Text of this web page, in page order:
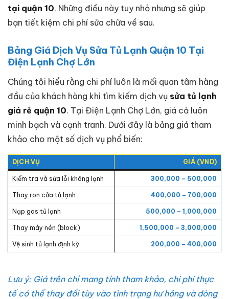
tại quận 10. Những điều này tuy nhỏ nhưng sẽ giúp
bạn tiết kiệm chi phí sửa chữa về sau.
Bảng Giá Dịch Vụ Sửa Tủ Lạnh Quận 10 Tại
Điện Lạnh Chợ Lớn
Chúng tôi hiểu rằng chi phí luôn là mối quan tâm hàng
đầu của khách hàng khi tìm kiếm dịch vụ sửa tủ lạnh
giá rẻ quận 10. Tại Điện Lạnh Chợ Lớn, giá cả luôn
minh bạch và cạnh tranh. Dưới đây là bảng giá tham
khảo cho một số dịch vụ phổ biến:
DỊCH VỤ GIÁ (VND)
Kiểm tra và sửa lỗi không lạnh 300,000 – 500,000
Thay ron cửa tủ lạnh 400,000 – 700,000
Nạp gas tủ lạnh 500,000 – 1,000,000
Thay máy nén (block) 1,500,000 – 3,000,000
Vệ sinh tủ lạnh định kỳ 200,000 – 400,000
Lưu ý: Giá trên chỉ mang tính tham khảo, chi phí thực
tế có thể thay đổi tùy vào tình trạng hư hỏng và dòng